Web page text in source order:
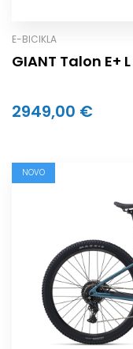
E-BICIKLA
GIANT Talon E+
2949,00 €
NOVO